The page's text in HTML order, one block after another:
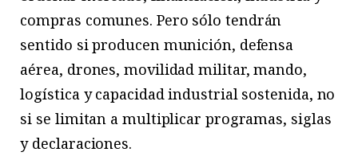
compras comunes. Pero sólo tendrán
sentido si producen munición, defensa
aérea, drones, movilidad militar, mando,
logística y capacidad industrial sostenida, no
si se limitan a multiplicar programas, siglas
y declaraciones.